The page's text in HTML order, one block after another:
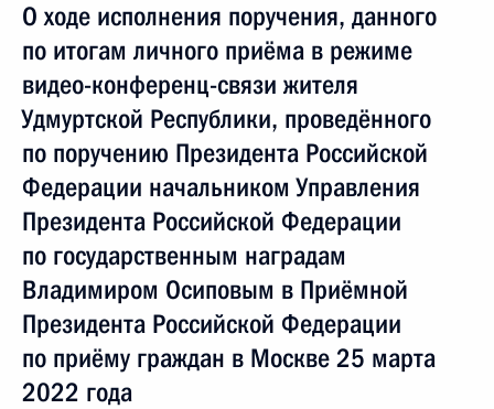
О ходе исполнения поручения, данного
по итогам личного приёма в режиме
видео-конференц-связи жителя
Удмуртской Республики, проведённого
по поручению Президента Российской
Федерации начальником Управления
Президента Российской Федерации
по государственным наградам
Владимиром Осиповым в Приёмной
Президента Российской Федерации
по приёму граждан в Москве 25 марта
2022 года